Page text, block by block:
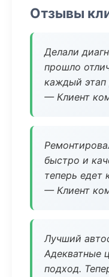
Отзывы
Делали
прошло
каждый этап
— Клиент
быстро и
теперь едет
— Клиент
Лучший
Адекватные
подход.